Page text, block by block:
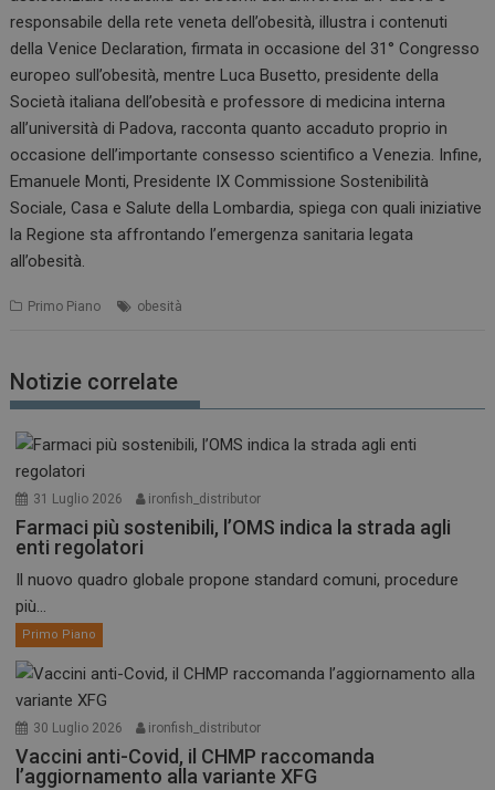
responsabile della rete veneta dell’obesità, illustra i contenuti
della Venice Declaration, firmata in occasione del 31° Congresso
europeo sull’obesità, mentre Luca Busetto, presidente della
Società italiana dell’obesità e professore di medicina interna
all’università di Padova, racconta quanto accaduto proprio in
occasione dell’importante consesso scientifico a Venezia. Infine,
Emanuele Monti, Presidente IX Commissione Sostenibilità
Sociale, Casa e Salute della Lombardia, spiega con quali iniziative
la Regione sta affrontando l’emergenza sanitaria legata
all’obesità.
Primo Piano obesità
Notizie correlate
31 Luglio 2026 ironfish_distributor
Farmaci più sostenibili, l’OMS indica la strada agli
enti regolatori
Il nuovo quadro globale propone standard comuni, procedure
più...
Primo Piano
30 Luglio 2026 ironfish_distributor
Vaccini anti-Covid, il CHMP raccomanda
l’aggiornamento alla variante XFG